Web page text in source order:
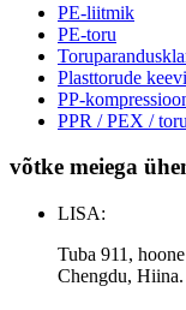
PE-liitmik
PE-toru
Plasttorude
PP-
PPR / PEX /
võtke meiega
LISA:
Tuba 911,
Chengdu, Hiina.